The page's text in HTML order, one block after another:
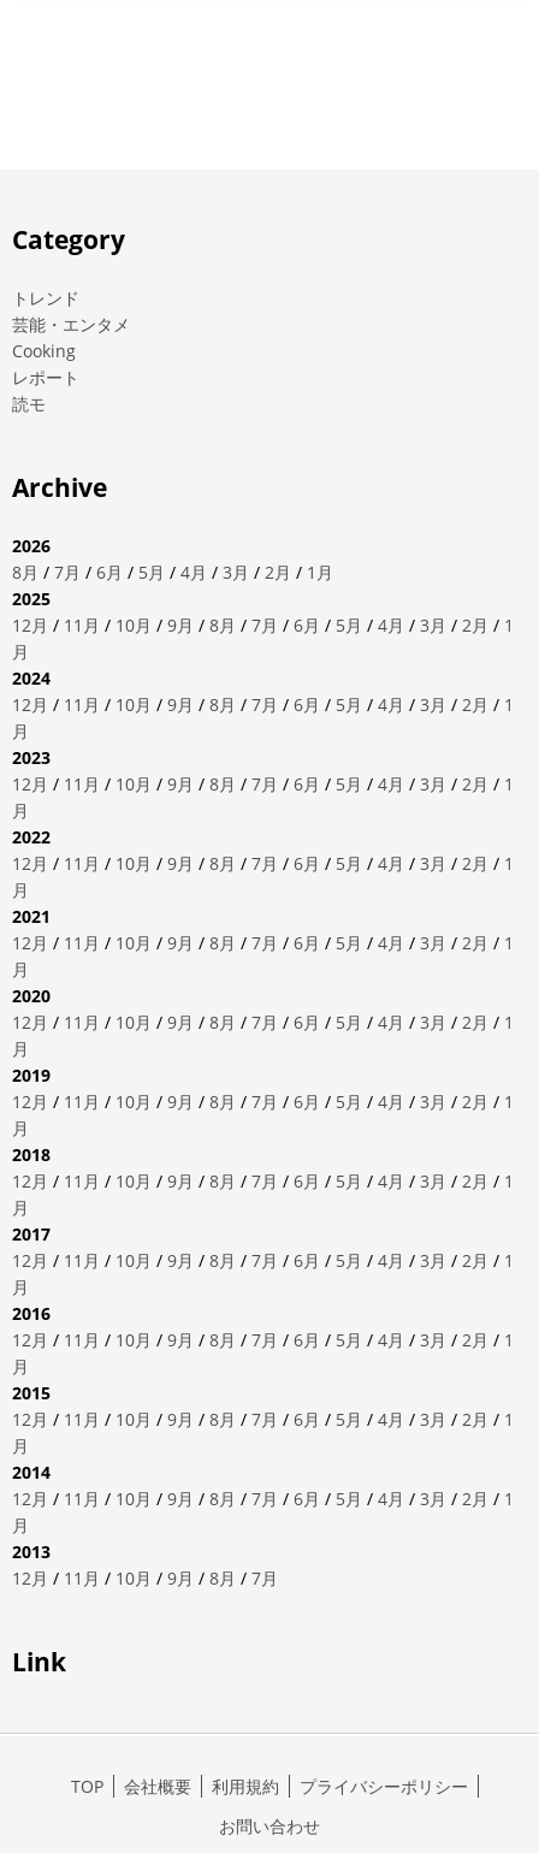
Category
トレンド
芸能・エンタメ
Cooking
レポート
読モ
Archive
2026
8月 / 7月 / 6月 / 5月 / 4月 / 3月 / 2月 / 1月
2025
12月 / 11月 / 10月 / 9月 / 8月 / 7月 / 6月 / 5月 / 4月 / 3月 / 2月 / 1
月
2024
12月 / 11月 / 10月 / 9月 / 8月 / 7月 / 6月 / 5月 / 4月 / 3月 / 2月 / 1
月
2023
12月 / 11月 / 10月 / 9月 / 8月 / 7月 / 6月 / 5月 / 4月 / 3月 / 2月 / 1
月
2022
12月 / 11月 / 10月 / 9月 / 8月 / 7月 / 6月 / 5月 / 4月 / 3月 / 2月 / 1
月
2021
12月 / 11月 / 10月 / 9月 / 8月 / 7月 / 6月 / 5月 / 4月 / 3月 / 2月 / 1
月
2020
12月 / 11月 / 10月 / 9月 / 8月 / 7月 / 6月 / 5月 / 4月 / 3月 / 2月 / 1
月
2019
12月 / 11月 / 10月 / 9月 / 8月 / 7月 / 6月 / 5月 / 4月 / 3月 / 2月 / 1
月
2018
12月 / 11月 / 10月 / 9月 / 8月 / 7月 / 6月 / 5月 / 4月 / 3月 / 2月 / 1
月
2017
12月 / 11月 / 10月 / 9月 / 8月 / 7月 / 6月 / 5月 / 4月 / 3月 / 2月 / 1
月
2016
12月 / 11月 / 10月 / 9月 / 8月 / 7月 / 6月 / 5月 / 4月 / 3月 / 2月 / 1
月
2015
12月 / 11月 / 10月 / 9月 / 8月 / 7月 / 6月 / 5月 / 4月 / 3月 / 2月 / 1
月
2014
12月 / 11月 / 10月 / 9月 / 8月 / 7月 / 6月 / 5月 / 4月 / 3月 / 2月 / 1
月
2013
12月 / 11月 / 10月 / 9月 / 8月 / 7月
Link
TOP 会社概要 利用規約
プライバシーポリシー
お問い合わせ